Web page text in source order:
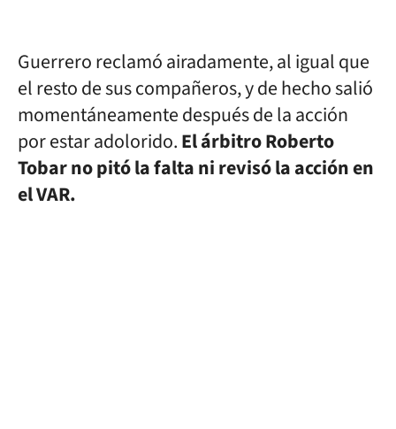
Guerrero reclamó airadamente, al igual que
el resto de sus compañeros, y de hecho salió
momentáneamente después de la acción
por estar adolorido.El árbitro Roberto
Tobar no pitó la falta ni revisó la acción en
el VAR.